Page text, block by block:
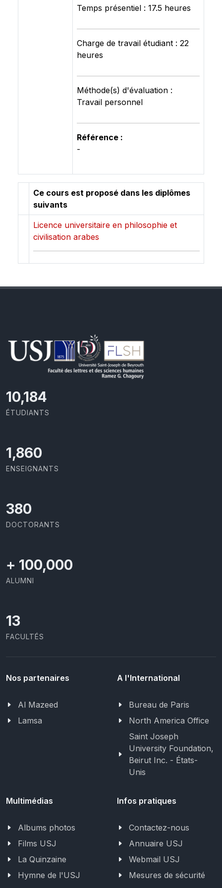
Temps présentiel : 17.5 heures
Charge de travail étudiant : 22
heures
Méthode(s) d'évaluation :
Travail personnel
Référence :
-
Ce cours est proposé dans les diplômes
suivants
Licence universitaire en philosophie et
civilisation arabes
10,493
ÉTUDIANTS
1,917
ENSEIGNANTS
391
DOCTORANTS
+ 100,000
ALUMNI
13
FACULTÉS
Nos partenaires
Al Mazeed
Lamsa
A l'International
Bureau de Paris
North America Office
Saint Joseph
University Foundation,
Beirut Inc. - États-
Unis
Multimédias
Albums photos
Films USJ
La Quinzaine
Hymne de l'USJ
Infos pratiques
Contactez-nous
Annuaire USJ
Webmail USJ
Mesures de sécurité